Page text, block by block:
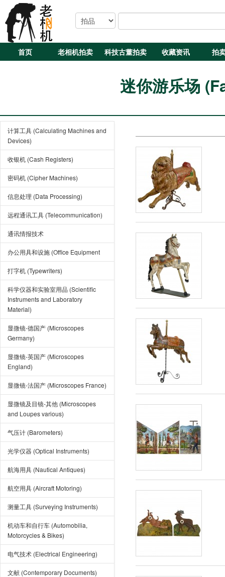
首页 老相机拍卖 科技古董拍卖 收藏资讯 拍
迷你游乐场
计算工具 (Calculating Machines and
Devices)
收银机 (Cash Registers)
密码机 (Cipher Machines)
信息处理 (Data Processing)
远程通讯工具 (Telecommunication)
通讯情报技术
办公用具和设施 (Office Equipment
打字机 (Typewriters)
科学仪器和实验室用品 (Scientific
Instruments and Laboratory
Material)
显微镜-德国产 (Microscopes
Germany)
显微镜-英国产 (Microscopes
England)
显微镜-法国产 (Microscopes France)
显微镜及目镜-其他 (Microscopes
and Loupes various)
气压计 (Barometers)
光学仪器 (Optical Instruments)
航海用具 (Nautical Antiques)
航空用具 (Aircraft Motoring)
测量工具 (Surveying Instruments)
机动车和自行车 (Automobilia,
Motorcycles & Bikes)
电气技术 (Electrical Engineering)
文献 (Contemporary Documents)